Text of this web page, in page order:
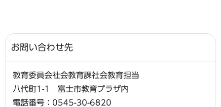
お問い合わせ先
教育委員会社会教育課社会教育担当
八代町1-1 富士市教育プラザ内
電話番号：0545-30-6820